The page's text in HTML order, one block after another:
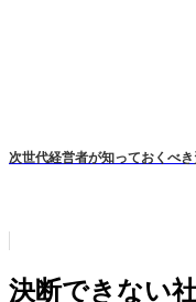
次世代経営者が知っておくべ
決断できない